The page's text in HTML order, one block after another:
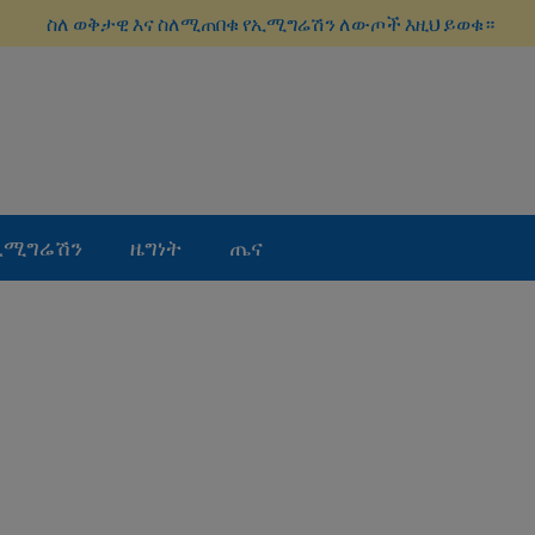
ስለ ወቅታዊ እና ስለሚጠበቁ የኢሚግሬሽን ለውጦች እዚህ ይወቁ።
ዜግነት ጤና